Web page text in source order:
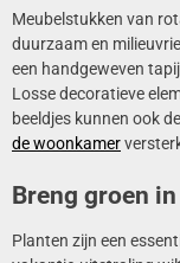
Meubelstukken van
duurzaam en
een handgeweven
Losse decoratieve
beeldjes kunnen ook de
de woonkamer
Breng groen
Planten zijn een